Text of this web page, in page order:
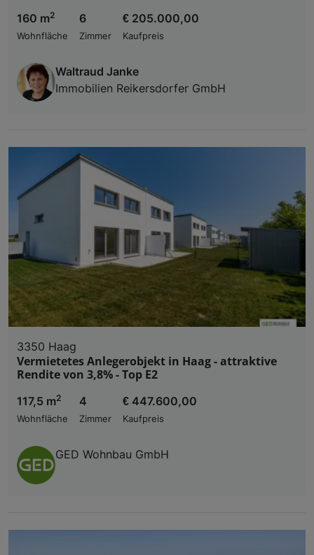
160 m2
Wohnfläche
6
Zimmer
€ 205.000,00
Kaufpreis
Waltraud Janke
Immobilien Reikersdorfer GmbH
3350 Haag
Vermietetes Anlegerobjekt in Haag - attraktive
Rendite von 3,8% - Top E2
117,5 m2
Wohnfläche
4
Zimmer
€ 447.600,00
Kaufpreis
GED Wohnbau GmbH